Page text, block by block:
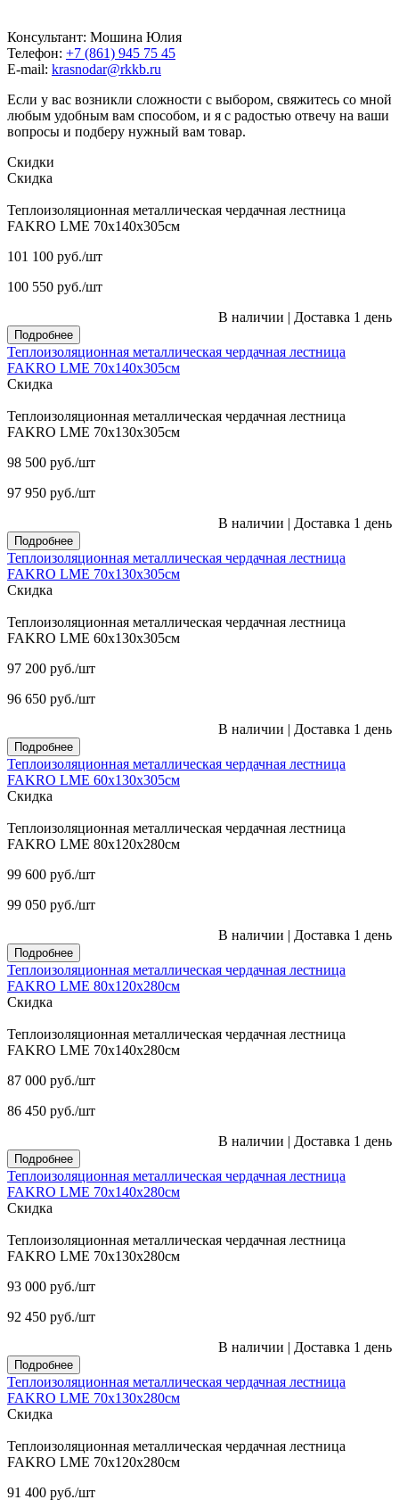
Консультант: Мошина Юлия
Телефон: +7 (861) 945 75 45
E-mail: krasnodar@rkkb.ru
Если у вас возникли сложности с выбором, свяжитесь со мной
любым удобным вам способом, и я с радостью отвечу на ваши
вопросы и подберу нужный вам товар.
Скидки
Скидка
Теплоизоляционная металлическая чердачная лестница
FAKRO LME 70х140х305см
101 100 руб./шт
100 550 руб./шт
В наличии | Доставка 1 день
Подробнее
Теплоизоляционная металлическая чердачная лестница
FAKRO LME 70х140х305см
Скидка
Теплоизоляционная металлическая чердачная лестница
FAKRO LME 70х130х305см
98 500 руб./шт
97 950 руб./шт
В наличии | Доставка 1 день
Подробнее
Теплоизоляционная металлическая чердачная лестница
FAKRO LME 70х130х305см
Скидка
Теплоизоляционная металлическая чердачная лестница
FAKRO LME 60х130х305см
97 200 руб./шт
96 650 руб./шт
В наличии | Доставка 1 день
Подробнее
Теплоизоляционная металлическая чердачная лестница
FAKRO LME 60х130х305см
Скидка
Теплоизоляционная металлическая чердачная лестница
FAKRO LME 80х120х280см
99 600 руб./шт
99 050 руб./шт
В наличии | Доставка 1 день
Подробнее
Теплоизоляционная металлическая чердачная лестница
FAKRO LME 80х120х280см
Скидка
Теплоизоляционная металлическая чердачная лестница
FAKRO LME 70х140х280см
87 000 руб./шт
86 450 руб./шт
В наличии | Доставка 1 день
Подробнее
Теплоизоляционная металлическая чердачная лестница
FAKRO LME 70х140х280см
Скидка
Теплоизоляционная металлическая чердачная лестница
FAKRO LME 70х130х280см
93 000 руб./шт
92 450 руб./шт
В наличии | Доставка 1 день
Подробнее
Теплоизоляционная металлическая чердачная лестница
FAKRO LME 70х130х280см
Скидка
Теплоизоляционная металлическая чердачная лестница
FAKRO LME 70х120х280см
91 400 руб./шт